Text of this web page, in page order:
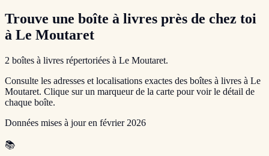
Trouve une boîte à livres près de chez toi
à Le Moutaret
2 boîtes à livres répertoriées à Le Moutaret.
Consulte les adresses et localisations exactes des boîtes à livres à Le
Moutaret. Clique sur un marqueur de la carte pour voir le détail de
chaque boîte.
Données mises à jour en février 2026
📚